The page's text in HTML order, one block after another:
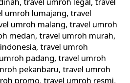
,travel umroh legal,travel
umroh lumajang,travel
umroh malang,travel umroh
medan,travel umroh murah,
,travel umroh
padang,travel umroh
pekanbaru,travel umroh